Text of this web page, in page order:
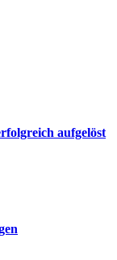
aufgelöst